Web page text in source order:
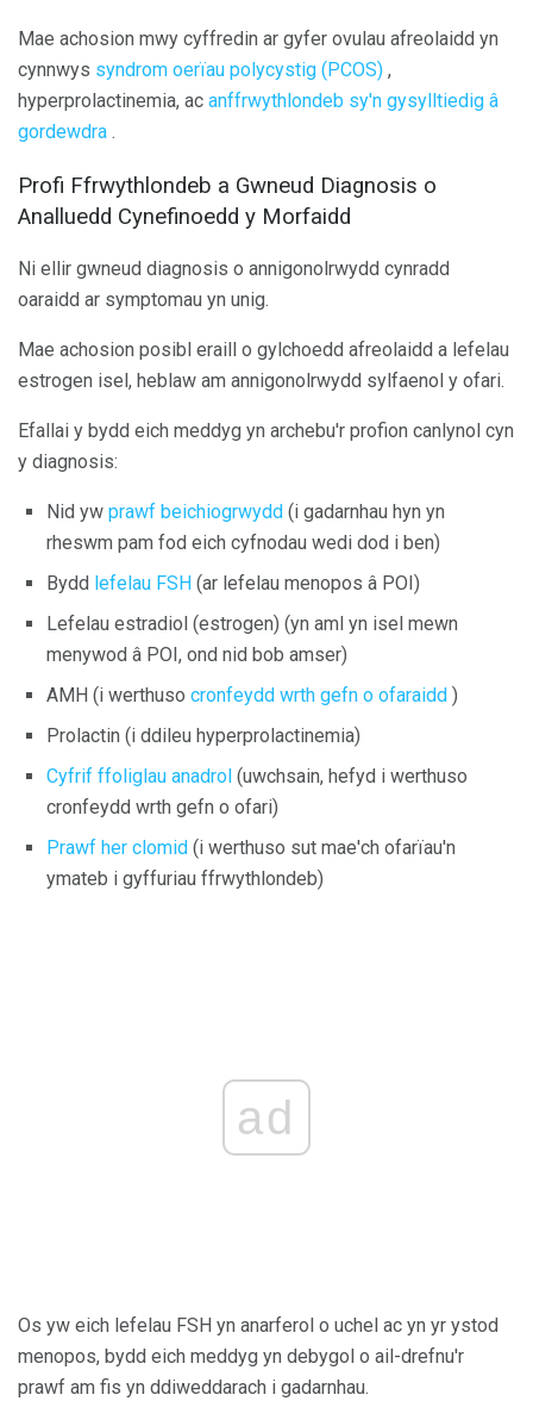
Mae achosion mwy cyffredin ar gyfer ovulau afreolaidd yn
cynnwys syndrom oerïau polycystig (PCOS) ,
hyperprolactinemia, ac anffrwythlondeb sy'n gysylltiedig â
gordewdra .
Profi Ffrwythlondeb a Gwneud Diagnosis o
Analluedd Cynefinoedd y Morfaidd
Ni ellir gwneud diagnosis o annigonolrwydd cynradd
oaraidd ar symptomau yn unig.
Mae achosion posibl eraill o gylchoedd afreolaidd a lefelau
estrogen isel, heblaw am annigonolrwydd sylfaenol y ofari.
Efallai y bydd eich meddyg yn archebu'r profion canlynol cyn
y diagnosis:
Nid yw prawf beichiogrwydd (i gadarnhau hyn yn
rheswm pam fod eich cyfnodau wedi dod i ben)
Bydd lefelau FSH (ar lefelau menopos â POI)
Lefelau estradiol (estrogen) (yn aml yn isel mewn
menywod â POI, ond nid bob amser)
AMH (i werthuso cronfeydd wrth gefn o ofaraidd )
Prolactin (i ddileu hyperprolactinemia)
Cyfrif ffoliglau anadrol (uwchsain, hefyd i werthuso
cronfeydd wrth gefn o ofari)
Prawf her clomid (i werthuso sut mae'ch ofarïau'n
ymateb i gyffuriau ffrwythlondeb)
ad
Os yw eich lefelau FSH yn anarferol o uchel ac yn yr ystod
menopos, bydd eich meddyg yn debygol o ail-drefnu'r
prawf am fis yn ddiweddarach i gadarnhau.